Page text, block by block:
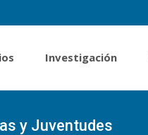
Investigación
y Juventudes